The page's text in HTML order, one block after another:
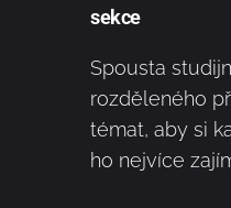
sekce
Spousta
rozděleného
témat, aby si
ho nejvíce